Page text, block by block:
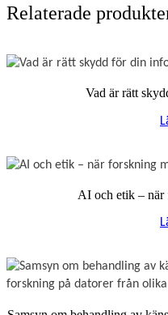
Relaterade
Vad är rätt
AI och etik –